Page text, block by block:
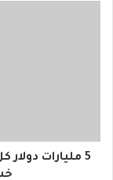
5 مليارات